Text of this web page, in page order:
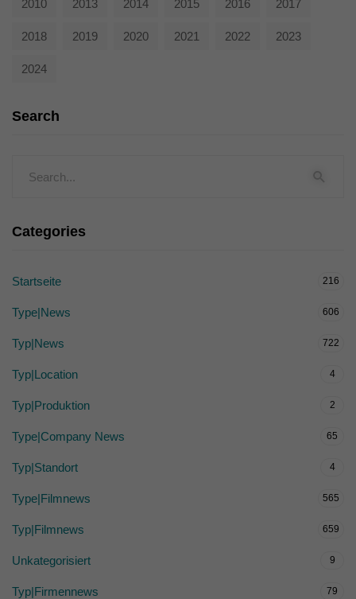
2010 2013 2014 2015 2016 2017
2018 2019 2020 2021 2022 2023
2024
Search
Categories
Startseite 216
Type|News 606
Typ|News 722
Typ|Location 4
Typ|Produktion 2
Type|Company News 65
Typ|Standort 4
Type|Filmnews 565
Typ|Filmnews 659
Unkategorisiert 9
Typ|Firmennews 79